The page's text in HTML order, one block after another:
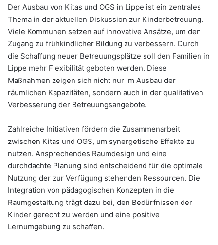
Der Ausbau von Kitas und OGS in Lippe ist ein zentrales
Thema in der aktuellen Diskussion zur Kinderbetreuung.
Viele Kommunen setzen auf innovative Ansätze, um den
Zugang zu frühkindlicher Bildung zu verbessern. Durch
die Schaffung neuer Betreuungsplätze soll den Familien in
Lippe mehr Flexibilität geboten werden. Diese
Maßnahmen zeigen sich nicht nur im Ausbau der
räumlichen Kapazitäten, sondern auch in der qualitativen
Verbesserung der Betreuungsangebote.
Zahlreiche Initiativen fördern die Zusammenarbeit
zwischen Kitas und OGS, um synergetische Effekte zu
nutzen. Ansprechendes Raumdesign und eine
durchdachte Planung sind entscheidend für die optimale
Nutzung der zur Verfügung stehenden Ressourcen. Die
Integration von pädagogischen Konzepten in die
Raumgestaltung trägt dazu bei, den Bedürfnissen der
Kinder gerecht zu werden und eine positive
Lernumgebung zu schaffen.